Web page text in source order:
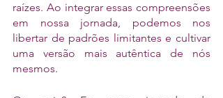
raízes. Ao integrar essas compreensões
em nossa jornada, podemos nos
libertar de padrões limitantes e cultivar
uma versão mais autêntica de nós
mesmos.